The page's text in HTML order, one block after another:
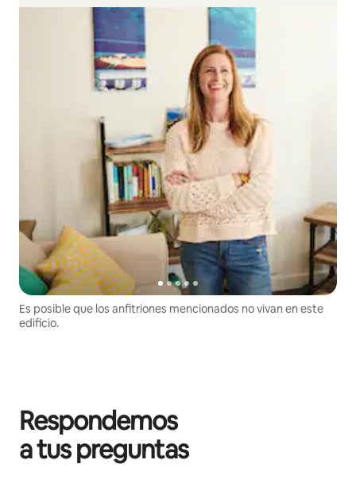
Es posible que los anfitriones mencionados no vivan en este
edificio.
Respondemos
a tus preguntas